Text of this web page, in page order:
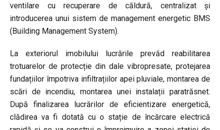
ventilare cu recuperare de căldură, centralizat și
introducerea unui sistem de management energetic BMS
(Building Management System).
La exteriorul imobilului lucrările prevăd reabilitarea
trotuarelor de protecție din dale vibropresate, protejarea
fundațiilor împotriva infiltrațiilor apei pluviale, montarea de
scări de incendiu, montarea unei instalații paratrăsnet.
După finalizarea lucrărilor de eficientizare energetică,
clădirea va fi dotată cu o stație de încărcare electrică